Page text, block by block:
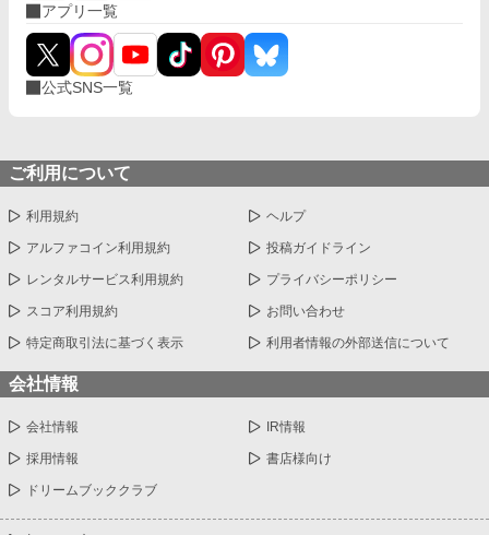
アプリ一覧
公式SNS一覧
ご利用について
利用規約 ヘルプ
アルファコイン利用規約 投稿ガイドライン
レンタルサービス利用規約 プライバシーポリシー
スコア利用規約 お問い合わせ
特定商取引法に基づく表示 利用者情報の外部送信について
会社情報
会社情報 IR情報
採用情報 書店様向け
ドリームブッククラブ